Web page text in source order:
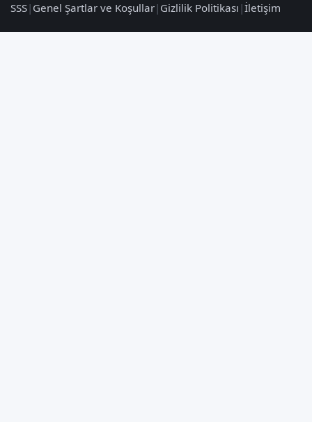
SSS| Genel Şartlar ve Koşullar| Gizlilik Politikası |İletişim